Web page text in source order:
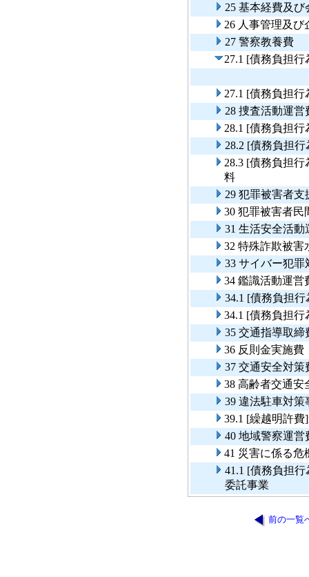
25 基本経費及び
26 人事管理及び
27 警察教養費
27.1 [債務負担
27.1 [債務負担
28 捜査活動運営
28.1 [債務負担
28.2 [債務負担
28.3 [債務負担
料
29 犯罪被害者支
30 犯罪被害者民
31 生活安全活動
32 特殊詐欺被害
33 サイバー犯罪
34 鑑識活動運営
34.1 [債務負担
34.1 [債務負担
35 交通指導取締
36 反則金実施費
37 交通安全対策
38 高齢者交通安
39 違法駐車対策
39.1 [繰越明許
40 地域警察運営
41 災害に係る危
41.1 [債務負担
委託事業
前の一覧